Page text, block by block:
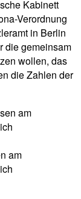
Kabinett
Verordnung
in Berlin
die gemeinsam
wollen, das
die Zahlen der
am